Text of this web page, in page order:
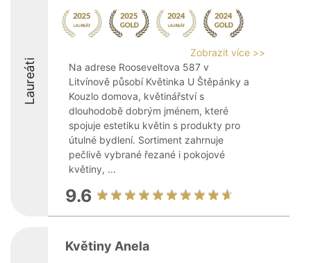
Laureáti
Zobrazit více >>
Na adrese Rooseveltova 587 v
Litvínově působí Květinka U Štěpánky a
Kouzlo domova, květinářství s
dlouhodobě dobrým jménem, které
spojuje estetiku květin s produkty pro
útulné bydlení. Sortiment zahrnuje
pečlivě vybrané řezané i pokojové
květiny, ...
9.6
Květiny Anela